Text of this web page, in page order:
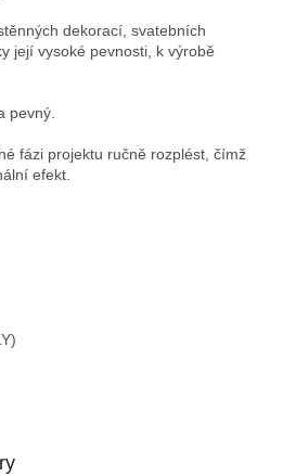
dekorací, svatebních
její vysoké pevnosti, k výrobě
pevný.
fázi projektu ručně rozplést, čímž
efekt.